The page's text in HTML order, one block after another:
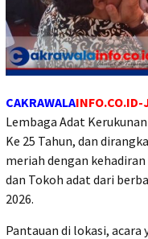
CAKRAWALA
Lembaga Adat
Ke 25 Tahun, dan
meriah dengan
dan Tokoh adat dari
2026.
Pantauan di lokasi,